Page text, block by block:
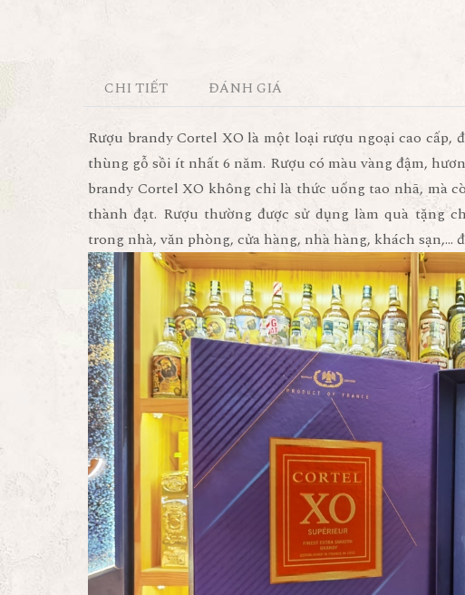
CHI TIẾT ĐÁNH GIÁ
Rượu brandy Cortel XO là một loại rượu ngoại cao
thùng gỗ sồi ít nhất 6 năm. Rượu có màu vàng đậm,
brandy Cortel XO không chỉ là thức uống tao nhã, mà
thành đạt. Rượu thường được sử dụng làm quà tặng
trong nhà, văn phòng, cửa hàng, nhà hàng, khách sạn,…